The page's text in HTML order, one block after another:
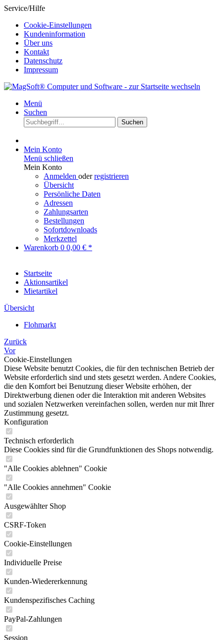
Service/Hilfe
Cookie-Einstellungen
Kundeninformation
Über uns
Kontakt
Datenschutz
Impressum
Menü
Suchen
Suchen
Mein Konto
Menü schließen
Mein Konto
Anmelden oderregistrieren
Übersicht
Persönliche Daten
Adressen
Zahlungsarten
Bestellungen
Sofortdownloads
Merkzettel
Warenkorb 0 0,00 € *
Startseite
Aktionsartikel
Mietartikel
Übersicht
Flohmarkt
Zurück
Vor
Cookie-Einstellungen
Diese Website benutzt Cookies, die für den technischen Betrieb der
Website erforderlich sind und stets gesetzt werden. Andere Cookies,
die den Komfort bei Benutzung dieser Website erhöhen, der
Direktwerbung dienen oder die Interaktion mit anderen Websites
und sozialen Netzwerken vereinfachen sollen, werden nur mit Ihrer
Zustimmung gesetzt.
Konfiguration
Technisch erforderlich
Diese Cookies sind für die Grundfunktionen des Shops notwendig.
"Alle Cookies ablehnen" Cookie
"Alle Cookies annehmen" Cookie
Ausgewählter Shop
CSRF-Token
Cookie-Einstellungen
Individuelle Preise
Kunden-Wiedererkennung
Kundenspezifisches Caching
PayPal-Zahlungen
Session